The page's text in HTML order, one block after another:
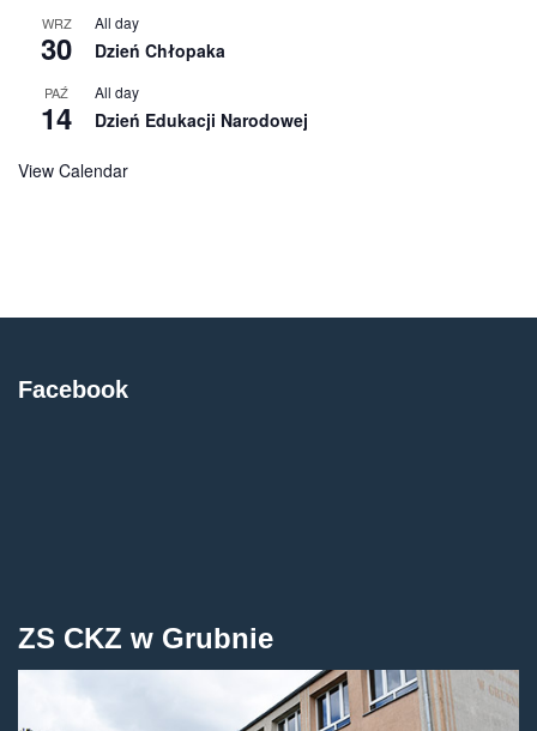
WRZ
30
All day
Dzień Chłopaka
PAŹ
14
All day
Dzień Edukacji Narodowej
View Calendar
Facebook
ZS CKZ w Grubnie